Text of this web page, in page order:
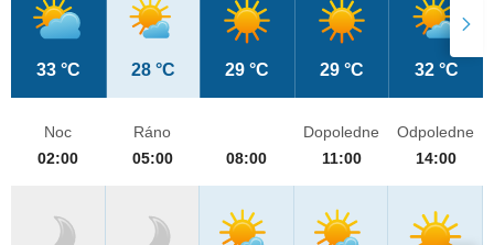
33 °C 28 °C 29 °C 29 °C 32 °C
Noc
02:00
Ráno
05:00
08:00
Dopoledne
11:00
Odpoledne
14:00